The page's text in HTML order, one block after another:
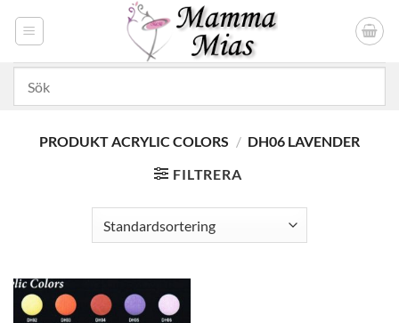
PRODUKT ACRYLIC COLORS / DH06 LAVENDER
FILTRERA